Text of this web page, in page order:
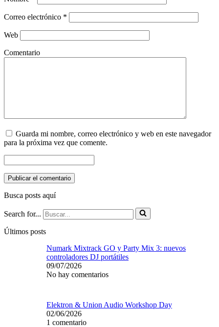
Correo electrónico *
Web
Comentario
Guarda mi nombre, correo electrónico y web en este navegador
para la próxima vez que comente.
Busca posts aquí
Search for...
Últimos posts
Numark Mixtrack GO y Party Mix 3: nuevos
controladores DJ portátiles
09/07/2026
No hay comentarios
Elektron & Union Audio Workshop Day
02/06/2026
1 comentario